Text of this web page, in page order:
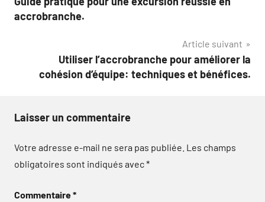
de
accrobranche.
Article suivant
Utiliser l’accrobranche pour améliorer la
cohésion d’équipe: techniques et bénéfices.
Laisser un commentaire
Votre adresse e-mail ne sera pas publiée. Les champs
obligatoires sont indiqués avec*
Commentaire*